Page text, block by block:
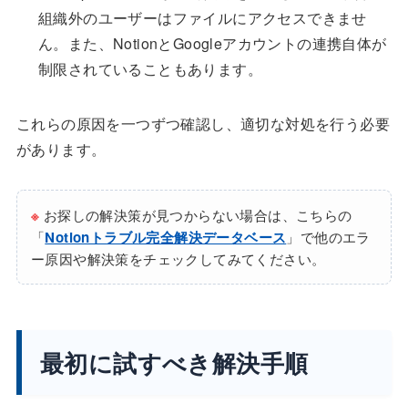
組織外のユーザーはファイルにアクセスできませ
ん。また、NotionとGoogleアカウントの連携自体が
制限されていることもあります。
これらの原因を一つずつ確認し、適切な対処を行う必要
があります。
※ お探しの解決策が見つからない場合は、こちらの
「Notionトラブル完全解決データベース 」で他のエラ
ー原因や解決策をチェックしてみてください。
最初に試すべき解決手順